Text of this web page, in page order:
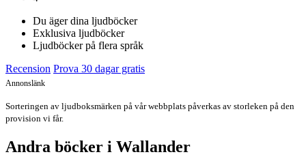
Du äger dina ljudböcker
Exklusiva ljudböcker
Ljudböcker på flera språk
Recension Prova 30 dagar gratis
Annonslänk
Sorteringen av ljudboksmärken på vår webbplats påverkas av storleken på den
provision vi får.
Andra böcker i Wallander